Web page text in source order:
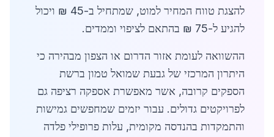
להצגת טווח המחיר למוט, שמתחיל ב-45 ₪ ויכול
להגיע ל-75 ₪ בהתאם לציפוי וממדים.
ההשוואה לעומת אזור הדרום או הצפון מבהירה כי
היתרון המרכזי של גבעת שמואל טמון ברשת
הספקים קרובה, אשר מאפשרת אספקה רציפה גם
לפרויקטים גדולים. עבור יזמים שמחפשים גמישות
והתמקדות בהנדסה מקומית, עלות פרופילי פלדה